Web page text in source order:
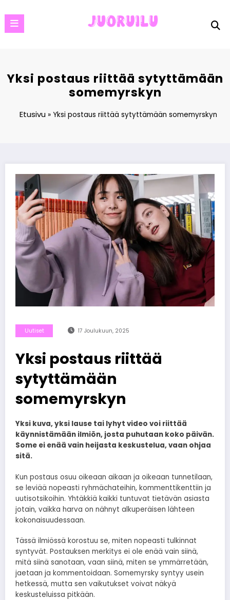
to
content
Yksi postaus riittää sytyttämään
somemyrskyn
Etusivu » Yksi postaus riittää sytyttämään somemyrskyn
Uutiset 17 Joulukuun, 2025
Yksi postaus riittää
sytyttämään
somemyrskyn
Yksi kuva, yksi lause tai lyhyt video voi riittää
käynnistämään ilmiön, josta puhutaan koko päivän.
Some ei enää vain heijasta keskustelua, vaan ohjaa
sitä.
Kun postaus osuu oikeaan aikaan ja oikeaan tunnetilaan,
se leviää nopeasti ryhmächateihin, kommenttikenttiin ja
uutisotsikoihin. Yhtäkkiä kaikki tuntuvat tietävän asiasta
jotain, vaikka harva on nähnyt alkuperäisen lähteen
kokonaisuudessaan.
Tässä ilmiössä korostuu se, miten nopeasti tulkinnat
syntyvät. Postauksen merkitys ei ole enää vain siinä,
mitä siinä sanotaan, vaan siinä, miten se ymmärretään,
jaetaan ja kommentoidaan. Somemyrsky syntyy usein
hetkessä, mutta sen vaikutukset voivat näkyä
keskusteluissa pitkään.